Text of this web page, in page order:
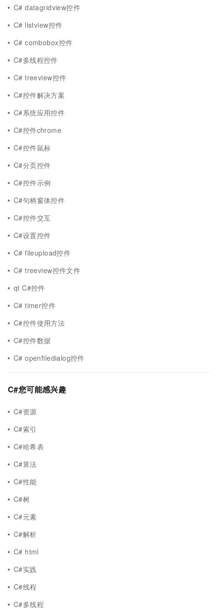
C# datagridview控件
C# listview控件
C# combobox控件
C#多线程控件
C# treeview控件
C#控件解决方案
C#系统应用控件
C#控件chrome
C#控件鼠标
C#分页控件
C#控件示例
C#句柄窗体控件
C#控件交互
C#设置控件
C# fileupload控件
C# treeview控件文件
qt C#控件
C# timer控件
C#控件使用方法
C#控件数据
C# openfiledialog控件
C#您可能感兴趣
C#资源
C#索引
C#哈希表
C#算法
C#性能
C#树
C#元素
C#解析
C# html
C#实践
C#线程
C#多线程